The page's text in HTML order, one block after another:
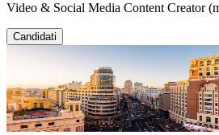
Video & Social Media Content Creator
Candidati